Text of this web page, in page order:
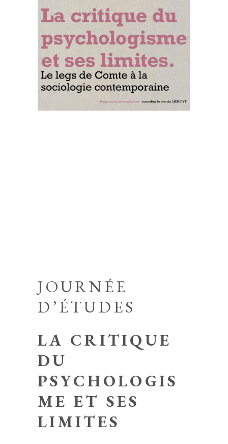
JOURNÉE
D’ÉTUDES
LA CRITIQUE
DU
PSYCHOLOGIS
ME ET SES
LIMITES